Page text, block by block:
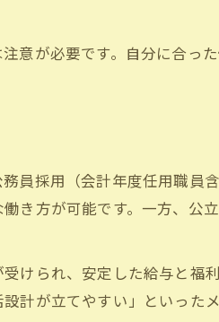
意が必要です。自分に合っ
員採用（会計年度任用職員
き方が可能です。一方、公
けられ、安定した給与と福
が立てやすい」といった